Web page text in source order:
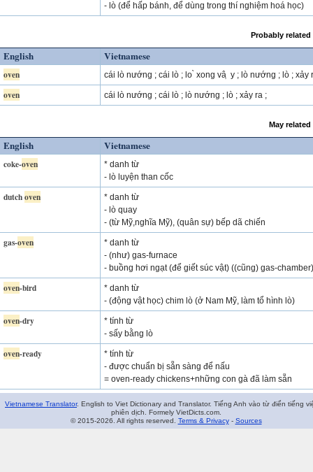
- lò (để hấp bánh, để dùng trong thí nghiệm hoá học)
Probably
English Vietnamese
oven cái lò nướng ; cái lò ; lo ̀ xong vâ ̣ y ; lò nướng ; lò ; xảy
oven cái lò nướng ; cái lò ; lò nướng ; lò ; xảy ra ;
May
English Vietnamese
coke-oven
* danh từ
- lò luyện than cốc
dutchoven
* danh từ
- lò quay
- (từ Mỹ,nghĩa Mỹ), (quân sự) bếp dã chiến
gas-oven
* danh từ
- (như) gas-furnace
- buồng hơi ngạt (để giết súc vật) ((cũng) gas-chamber)
oven-bird
* danh từ
- (động vật học) chim lò (ở Nam Mỹ, làm tổ hình lò)
oven-dry
* tính từ
- sấy bằng lò
oven-ready
* tính từ
- được chuẩn bị sẵn sàng để nấu
= oven-ready chickens+những con gà đã làm sẵn
Vietnamese Translator. English to Viet Dictionary and Translator. Tiếng Anh vào từ điển tiếng
phiên dịch. Formely VietDicts.com.
© 2015-2026. All rights reserved. Terms & Privacy- Sources